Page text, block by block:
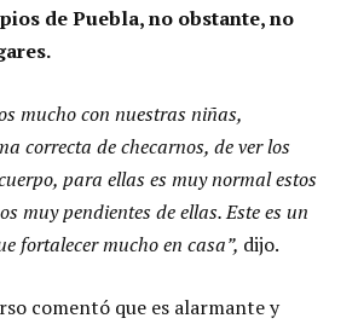
de Puebla, no obstante, no
mucho con nuestras niñas,
correcta de checarnos, de ver los
para ellas es muy normal estos
muy pendientes de ellas. Este es un
fortalecer mucho en casa”, dijo.
comentó que es alarmante y